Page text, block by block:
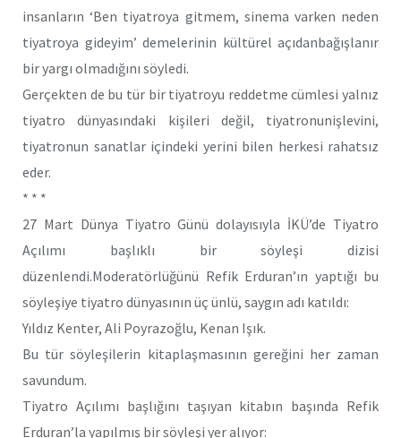
insanların ‘Ben tiyatroya gitmem, sinema varken neden
tiyatroya gideyim’ demelerinin kültürel açıdanbağışlanır
bir yargı olmadığını söyledi.
Gerçekten de bu tür bir tiyatroyu reddetme cümlesi yalnız
tiyatro dünyasındaki kişileri değil, tiyatronunişlevini,
tiyatronun sanatlar içindeki yerini bilen herkesi rahatsız
eder.
* * *
27 Mart Dünya Tiyatro Günü dolayısıyla İKÜ’de Tiyatro
Açılımı başlıklı bir söyleşi dizisi
düzenlendi.Moderatörlüğünü Refik Erduran’ın yaptığı bu
söyleşiye tiyatro dünyasının üç ünlü, saygın adı katıldı:
Yıldız Kenter, Ali Poyrazoğlu, Kenan Işık.
Bu tür söyleşilerin kitaplaşmasının gereğini her zaman
savundum.
Tiyatro Açılımı başlığını taşıyan kitabın başında Refik
Erduran’la yapılmış bir söyleşi yer alıyor: